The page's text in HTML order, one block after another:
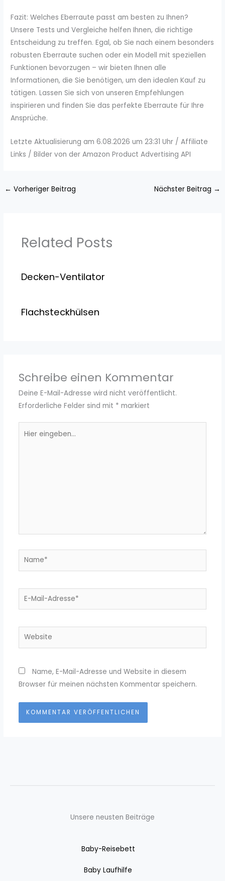
Fazit: Welches Eberraute passt am besten zu Ihnen?
Unsere Tests und Vergleiche helfen Ihnen, die richtige
Entscheidung zu treffen. Egal, ob Sie nach einem besonders
robusten Eberraute suchen oder ein Modell mit speziellen
Funktionen bevorzugen – wir bieten Ihnen alle
Informationen, die Sie benötigen, um den idealen Kauf zu
tätigen. Lassen Sie sich von unseren Empfehlungen
inspirieren und finden Sie das perfekte Eberraute für Ihre
Ansprüche.
Letzte Aktualisierung am 6.08.2026 um 23:31 Uhr / Affiliate
Links / Bilder von der Amazon Product Advertising API
← Vorheriger Beitrag Nächster Beitrag →
Related Posts
Decken-Ventilator
Flachsteckhülsen
Schreibe einen Kommentar
Deine E-Mail-Adresse wird nicht veröffentlicht.
Erforderliche Felder sind mit * markiert
eingeben…
Name*
E-
Website
Name, E-Mail-Adresse und Website in diesem
Browser für meinen nächsten Kommentar speichern.
Unsere neusten Beiträge
Baby-Reisebett
Baby Laufhilfe